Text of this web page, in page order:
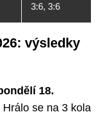
3:6, 3:6
výsledky
18.
se na 3 kola